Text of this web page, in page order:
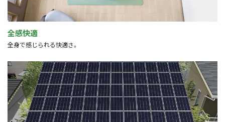
全感快適
全身で感じられる快適さ。